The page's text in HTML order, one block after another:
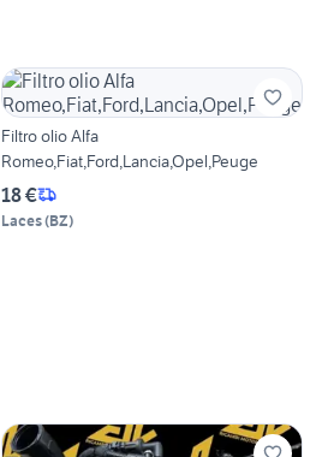
Filtro olio Alfa
Romeo,Fiat,Ford,Lancia,Opel,Peuge
18 €
Laces(BZ)